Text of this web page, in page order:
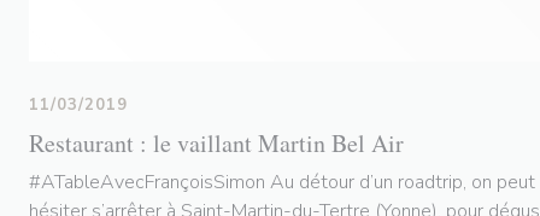
Restaurant : le vaillant Martin Bel Air
11/03/2019
#ATableAvecFrançoisSimon Au détour d’un roadtrip, on peut